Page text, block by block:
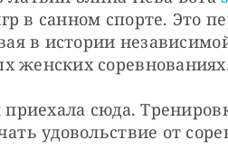
в санном спорте. Это
в истории
женских
приехала сюда.
удовольствие от